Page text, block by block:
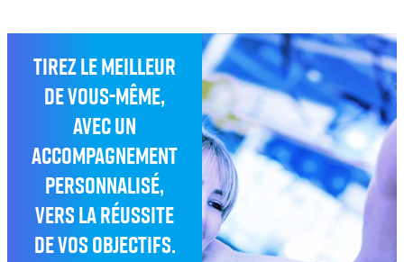
Tirez le meilleur
de vous-même,
avec un
accompagnement
personnalisé,
vers la réussite
de vos objectifs.